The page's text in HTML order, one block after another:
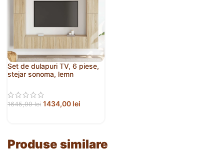
Set de dulapuri TV, 6 piese,
stejar sonoma, lemn
1645,99lei 1434,00 lei
Produse similare